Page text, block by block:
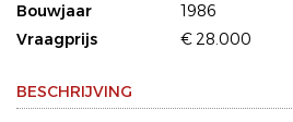
Bouwjaar
1986
Vraagprijs
€ 28.000
BESCHRIJVING